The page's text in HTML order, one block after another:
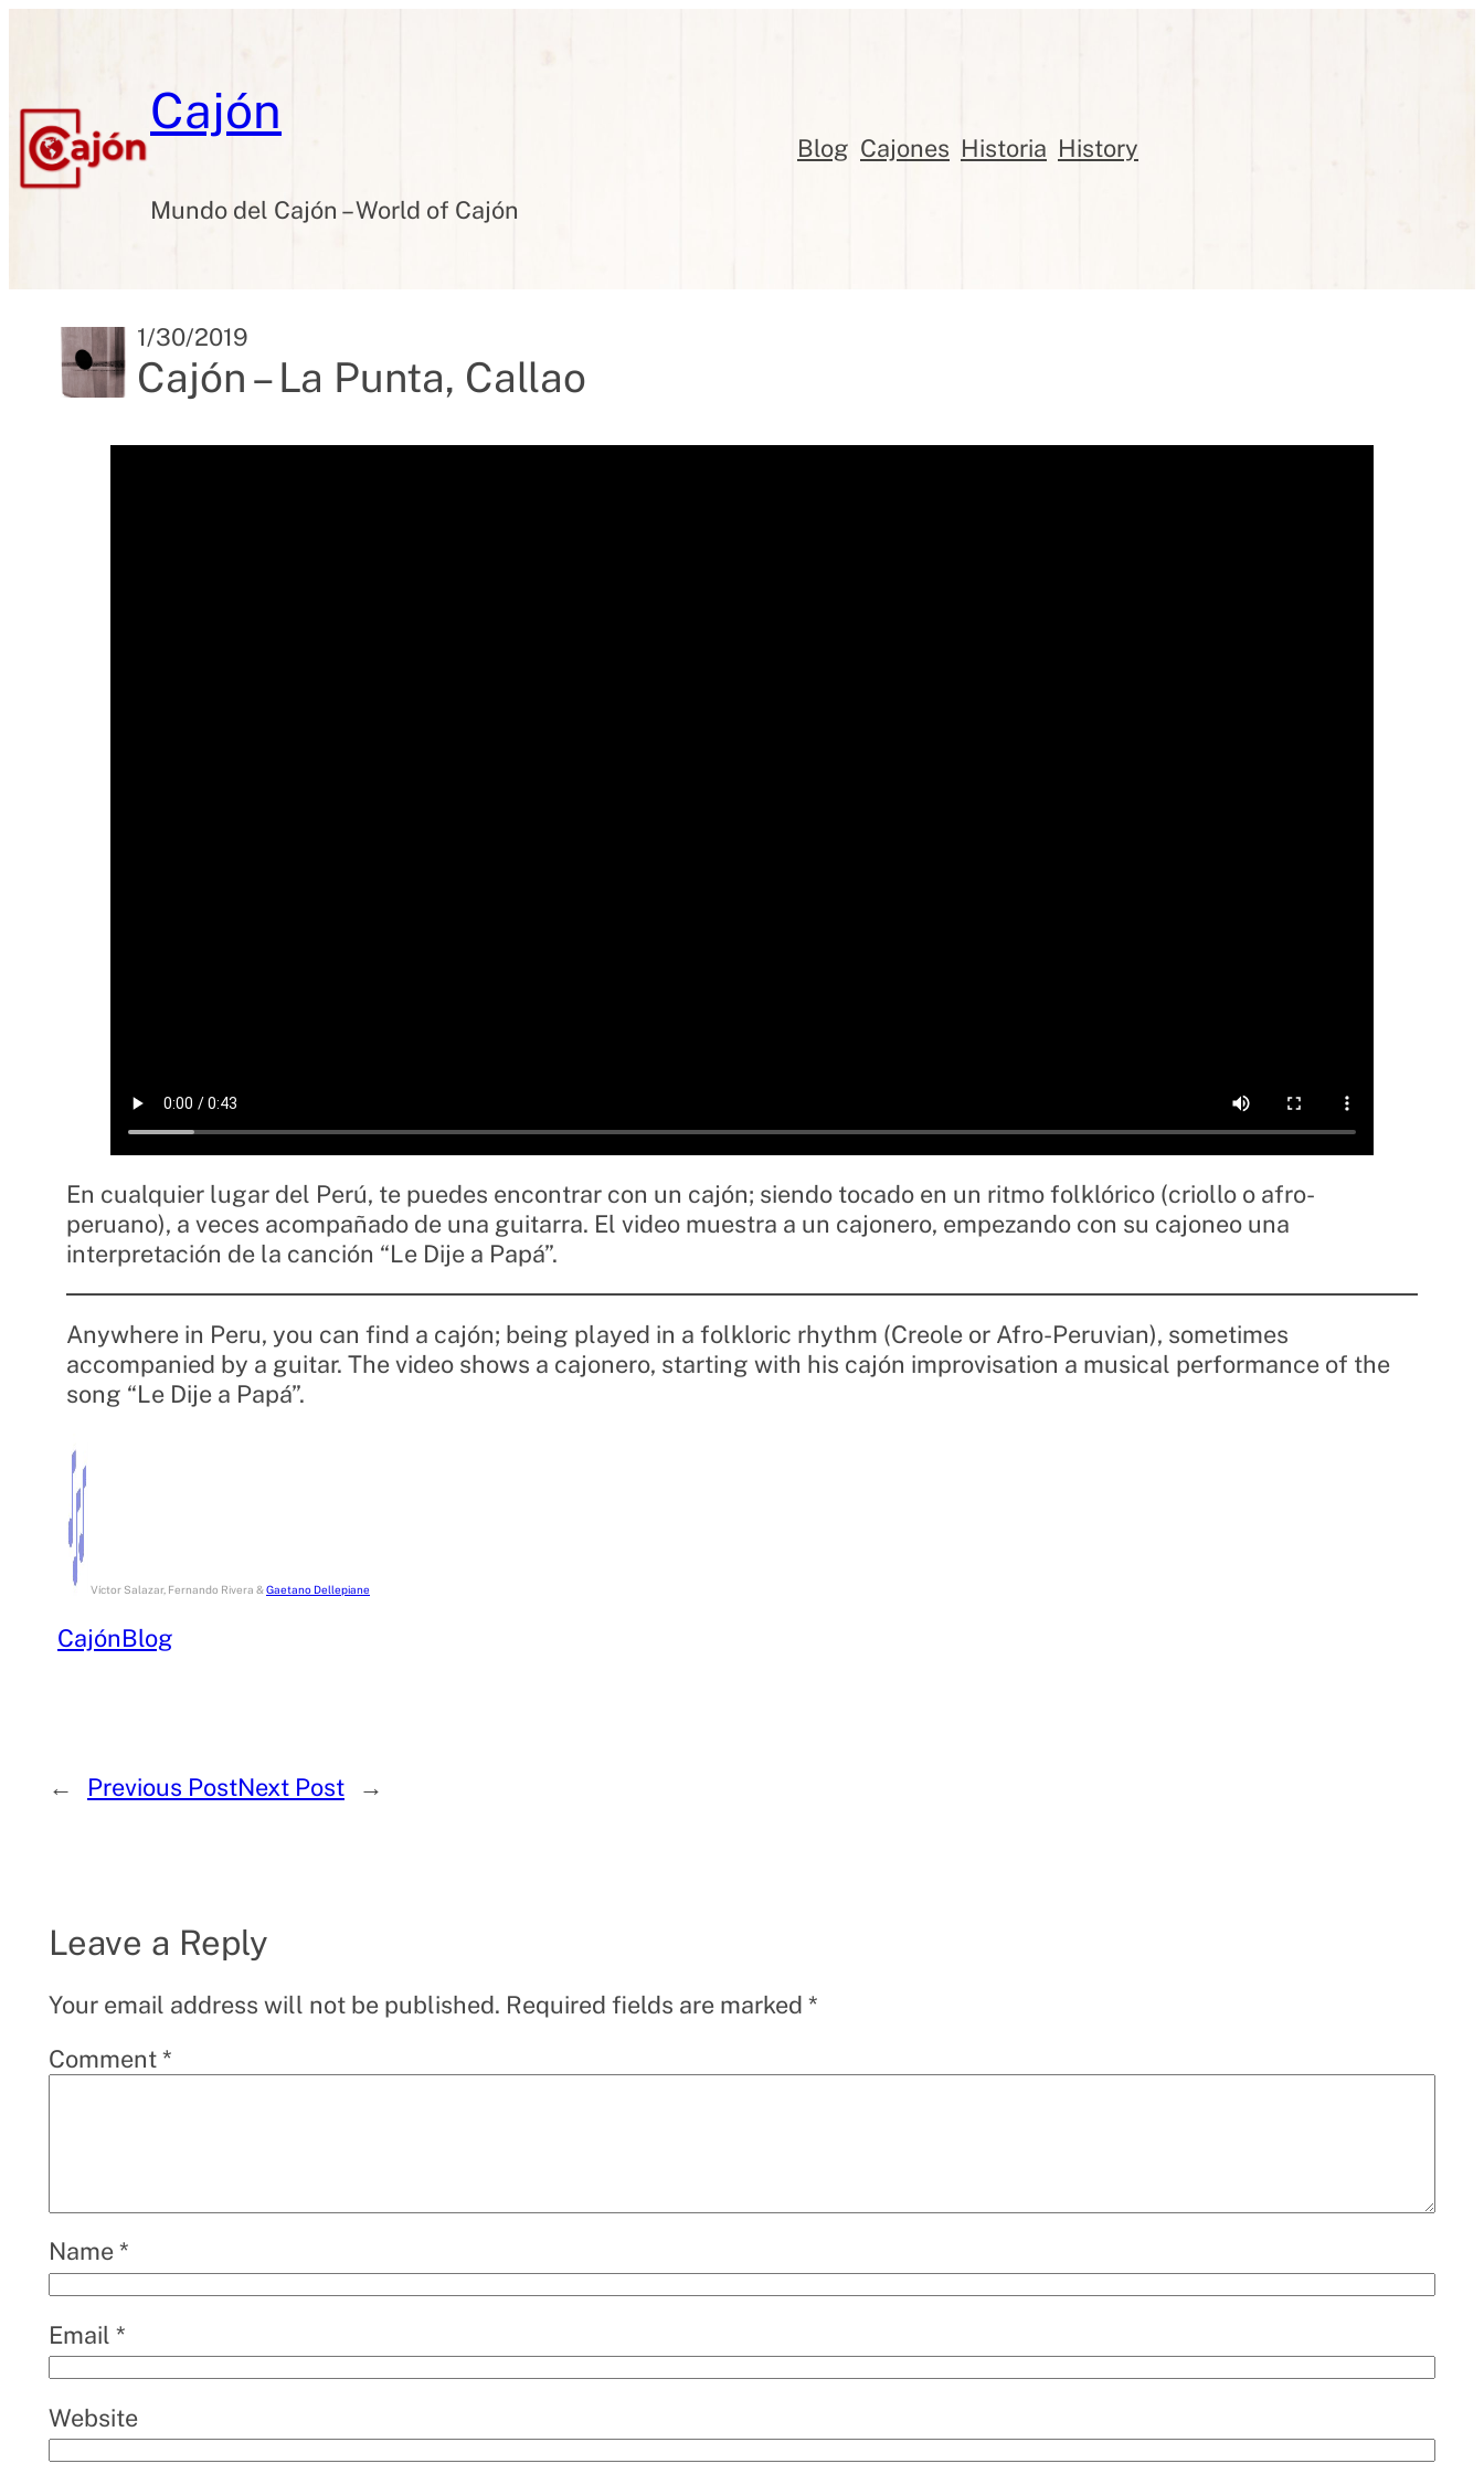
Cajón
Mundo del Cajón – World of Cajón
Blog Cajones Historia History
1/30/2019
Cajón – La Punta, Callao
En cualquier lugar del Perú, te puedes encontrar con un cajón; siendo tocado en un ritmo folklórico (criollo o afro-
peruano), a veces acompañado de una guitarra. El video muestra a un cajonero, empezando con su cajoneo una
interpretación de la canción “Le Dije a Papá”.
Anywhere in Peru, you can find a cajón; being played in a folkloric rhythm (Creole or Afro-Peruvian), sometimes
accompanied by a guitar. The video shows a cajonero, starting with his cajón improvisation a musical performance of the
song “Le Dije a Papá”.
Víctor Salazar, Fernando Rivera &Gaetano Dellepiane
CajónBlog
← Previous PostNext Post →
Leave a Reply
Your email address will not be published. Required fields are marked *
Comment*
Name*
Email *
Website